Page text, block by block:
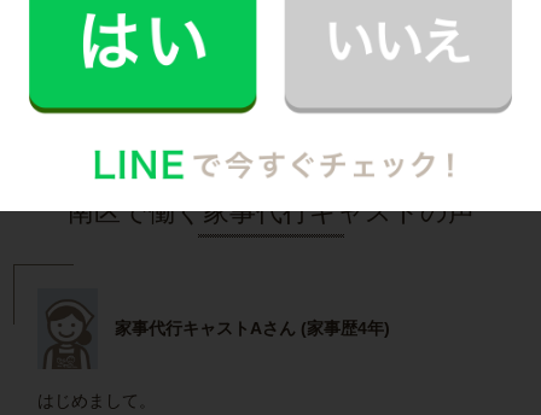
インタビュー一覧を見る
南区で働く家事代行キャストの声
家事代行キャストAさん (家事歴4年)
はじめまして。